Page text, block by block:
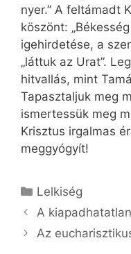
nyer.” A feltámadt
köszönt:
igehirdetése, a
„láttuk az Urat”.
hitvallás, mint
Tapasztaljuk meg
ismertessük meg
Krisztus irgalmas
meggyógyít!
Kategória
Lelkiség
A
Az